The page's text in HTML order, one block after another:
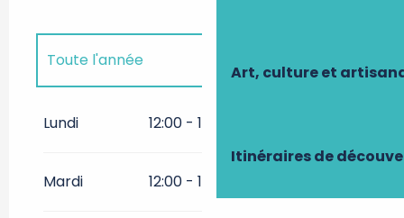
Art, culture et
Itinéraires de
Toute l'année
Toute l'année 2027
Lundi 12:00 - 14:00
Mardi 12:00 - 14:00